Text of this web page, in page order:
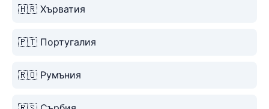
🇭🇷 Хърватия
🇵🇹 Португалия
🇷🇴 Румъния